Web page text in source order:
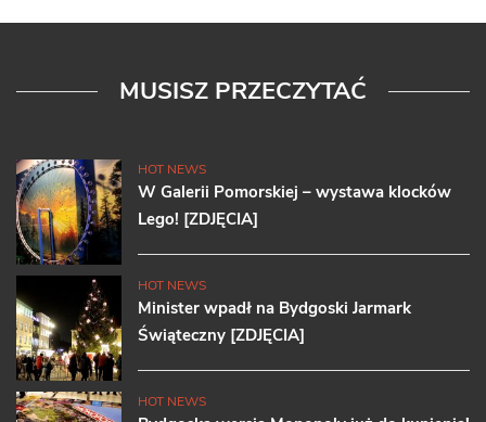
MUSISZ PRZECZYTAĆ
HOT NEWS
W Galerii Pomorskiej – wystawa klocków
Lego! [ZDJĘCIA]
HOT NEWS
Minister wpadł na Bydgoski Jarmark
Świąteczny [ZDJĘCIA]
HOT NEWS